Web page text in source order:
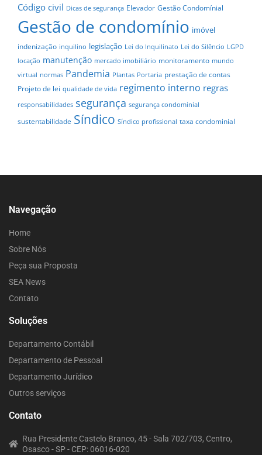
Código civil Dicas de segurança Elevador Gestão Condomínial
Gestão de condomínio imóvel
indenização inquilino legislação Lei do Inquilinato Lei do Silêncio LGPD
locação manutenção mercado imobiliário monitoramento mundo
virtual normas Pandemia Plantas Portaria prestação de contas
Projeto de lei qualidade de vida regimento interno regras
responsabilidades segurança segurança condominial
sustentabilidade Síndico Síndico profissional taxa condominial
Navegação
Home
Sobre Nós
Peça sua Proposta
SEA News
Contato
Soluções
Departamento Contábil
Departamento de Pessoal
Departamento Jurídico
Outros serviços
Contato
Rua Presidente Castelo Branco, 45 - Sala 702/703, Centro,
Osasco - SP - CEP: 06016-020